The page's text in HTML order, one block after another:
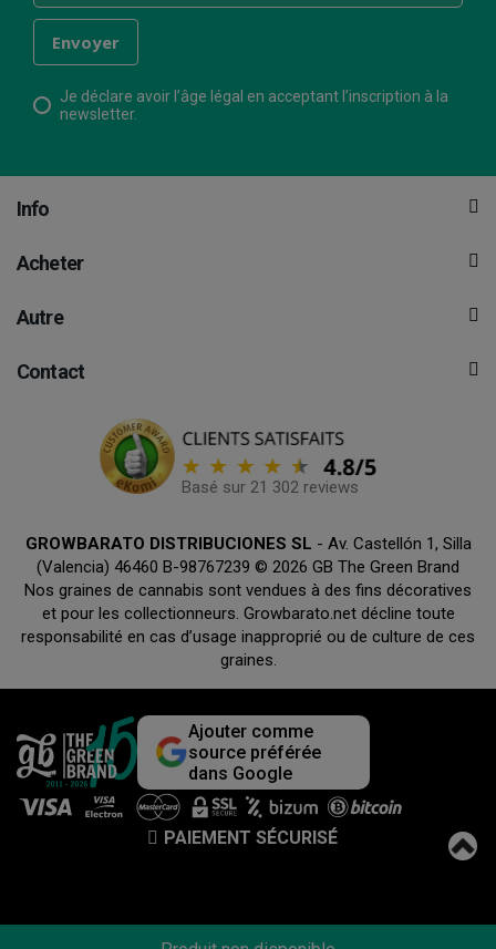
Je déclare avoir l’âge légal en acceptant l’inscription à la
newsletter.
Info
Acheter
Autre
Contact
Basé sur 21 302 reviews
GROWBARATO DISTRIBUCIONES SL - Av. Castellón 1, Silla
(Valencia) 46460 B-98767239 © 2026 GB The Green Brand
Nos graines de cannabis sont vendues à des fins décoratives
et pour les collectionneurs. Growbarato.net décline toute
responsabilité en cas d’usage inapproprié ou de culture de ces
graines.
Ajouter comme
source préférée
dans Google
PAIEMENT SÉCURISÉ